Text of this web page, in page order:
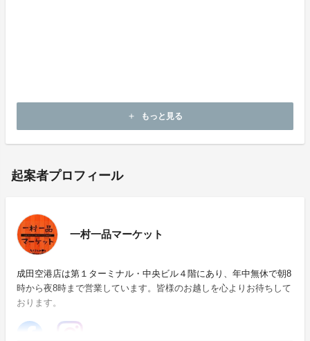
皆様のご支援を心よりお待ちしております！
add もっと見る
起案者プロフィール
一村一品マーケット
成田空港店は第１ターミナル・中央ビル４階にあり、年中無休で朝8
時から夜8時まで営業しています。皆様のお越しを心よりお待ちして
おります。